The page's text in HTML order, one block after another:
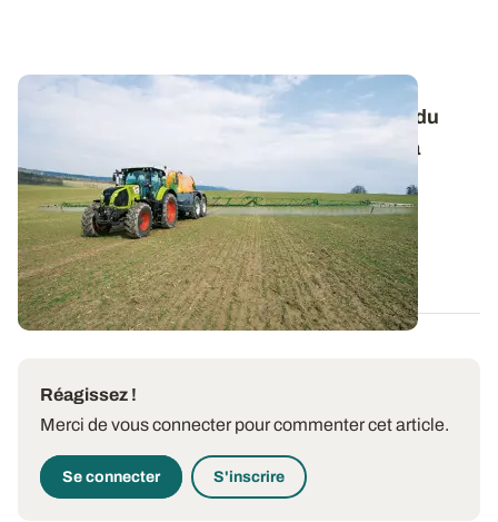
Retournement de céréales : tenir compte du
désherbage d'automne dans le choix de la
nouvelle culture
En cas de réimplantation d'une culture en cours de
campagne, il convient d’être vigilant...
11 FÉVR. 2025
Réagissez !
Merci de vous connecter pour commenter cet article.
Se connecter S'inscrire